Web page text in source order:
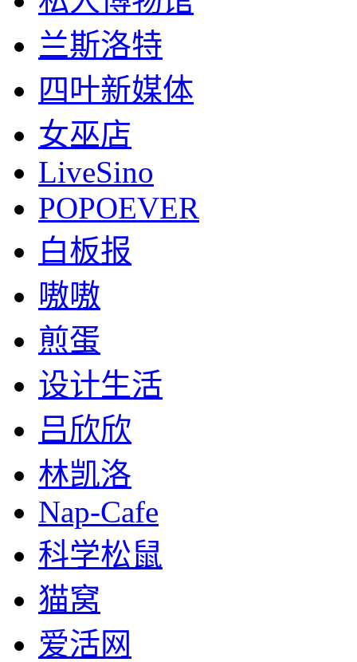
兰斯洛特
四叶新媒体
女巫店
LiveSino
POPOEVER
白板报
嗷嗷
煎蛋
设计生活
吕欣欣
林凯洛
Nap-Cafe
科学松鼠
猫窝
爱活网